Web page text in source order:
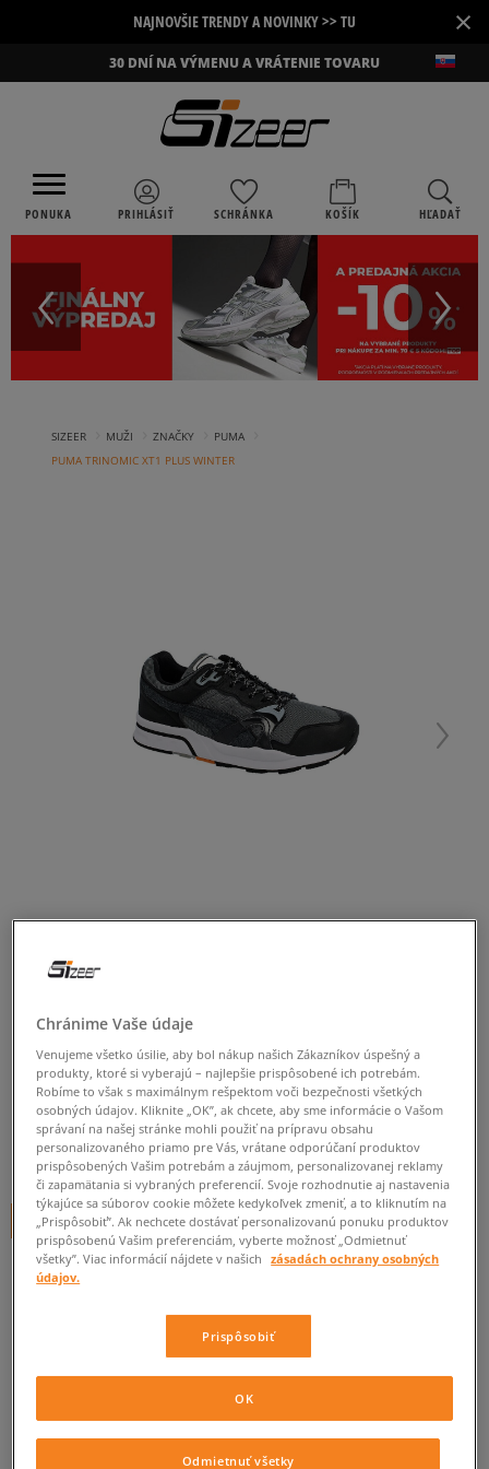
NAJNOVŠIE TRENDY A NOVINKY >> TU ×
30 DNÍ NA VÝMENU A VRÁTENIE TOVARU
PONUKA PRIHLÁSIŤ SCHRÁNKA KOŠÍK HĽADAŤ
SIZEER MUŽI ZNAČKY PUMA
PUMA TRINOMIC XT1 PLUS WINTER
PUMA TRINOMIC XT1 PLUS
WINTER
pánske, puma
0.0( 0)
55€ cena s DPH
+ 55 BODOV V SIZEERCLUBE
Informujte ma o dostupnosti
Ak bude položka opäť dostupná, dostanete od nás oznámenie.
ZISTIŤ DOSTUPNOSŤ V NAŠICH KAMENNÝCH PREDAJNIACH
Chránime Vaše údaje
Venujeme všetko úsilie, aby bol nákup našich Zákazníkov úspešný a
produkty, ktoré si vyberajú – najlepšie prispôsobené ich potrebám.
Robíme to však s maximálnym rešpektom voči bezpečnosti všetkých
osobných údajov. Kliknite „OK”, ak chcete, aby sme informácie o Vašom
správaní na našej stránke mohli použiť na prípravu obsahu
personalizovaného priamo pre Vás, vrátane odporúčaní produktov
prispôsobených Vašim potrebám a záujmom, personalizovanej reklamy
či zapamätania si vybraných preferencií. Svoje rozhodnutie aj nastavenia
týkajúce sa súborov cookie môžete kedykoľvek zmeniť, a to kliknutím na
„Prispôsobiť”. Ak nechcete dostávať personalizovanú ponuku produktov
prispôsobenú Vašim preferenciám, vyberte možnosť „Odmietnuť
všetky”. Viac informácií nájdete v našich
zásadách ochrany osobných
údajov.
Prispôsobiť
Odmietnuť všetky
OK